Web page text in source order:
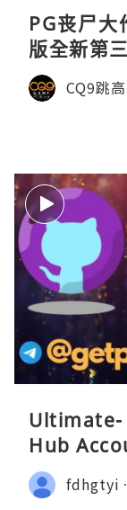
PG丧尸
版全新第
CQ9跳
Hub
fdhgtyi